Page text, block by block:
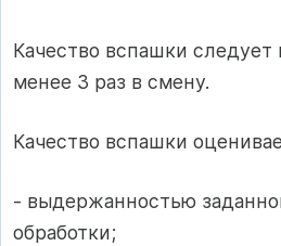
Качество вспашки следует
менее 3 раз в смену.
Качество вспашки
- выдержанностью
обработки;